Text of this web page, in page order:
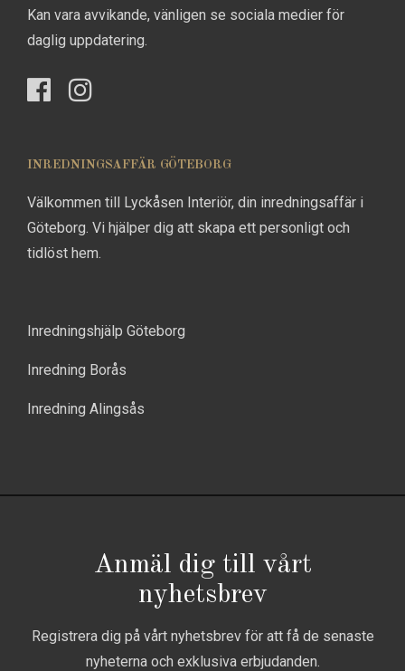
Kan vara avvikande, vänligen se sociala medier för
daglig uppdatering.
INREDNINGSAFFÄR GÖTEBORG
Välkommen till Lyckåsen Interiör, din inredningsaffär i
Göteborg. Vi hjälper dig att skapa ett personligt och
tidlöst hem.
Inredningshjälp Göteborg
Inredning Borås
Inredning Alingsås
Anmäl dig till vårt
nyhetsbrev
Registrera dig på vårt nyhetsbrev för att få de senaste
nyheterna och exklusiva erbjudanden.